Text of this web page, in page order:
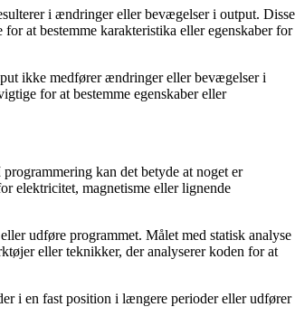
i ændringer eller bevægelser i output. Disse
at bestemme karakteristika eller egenskaber for
ikke medfører ændringer eller bevægelser i
for at bestemme egenskaber eller
kan det betyde at noget er
elektricitet, magnetisme eller lignende
udføre programmet. Målet med statisk analyse
eller teknikker, der analyserer koden for at
i en fast position i længere perioder eller udfører